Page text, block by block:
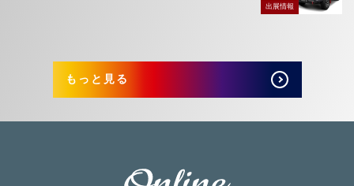
出展情報
もっと見る